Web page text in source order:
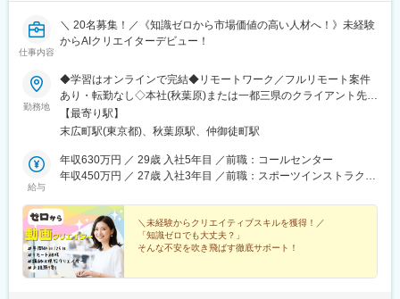
仕事内容
＼ 20名募集！／《知識ゼロから市場価値の高い人材へ！》未経験
からAIクリエイターデビュー！
勤務地
◆学習はオンラインで完結◆リモートワーク／フルリモート案件
あり・転勤なし◇本社(秋葉原)または一都三県のクライアント先※
勤務地につきましては、ご相談の上で配属＜本社＞◇東京都台東
区台東1-27-11 やわらぎビル2F└または、東京都・神奈川県・千
葉原駅」より徒歩6分◇日比谷線「仲御徒町駅」より徒歩6分◇銀
座線「末広町駅」より徒歩8分◇各線「御徒町駅」より徒歩11分
【最寄り駅】
末広町駅(東京都)、秋葉原駅、仲御徒町駅
給与
年収630万円 ／ 29歳 入社5年目 ／前職：コールセンター
年収450万円 ／ 27歳 入社3年目 ／前職：スポーツインストラクタ
＼未経験からクリエイティブスキルを獲得！／
「知識ゼロでも大丈夫？」
そんな不安を吹き飛ばす徹底サポート！